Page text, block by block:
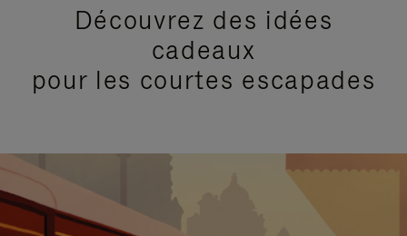
Découvrez des idées
cadeaux
pour les courtes escapades